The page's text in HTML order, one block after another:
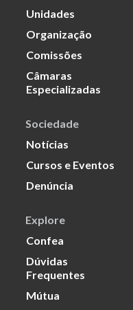
Unidades
Organização
Comissões
Câmaras
Especializadas
Sociedade
Notícias
Cursos e Eventos
Denúncia
Explore
Confea
Dúvidas
Frequentes
Mútua